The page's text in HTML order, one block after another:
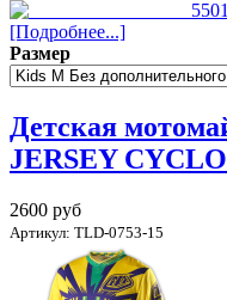
[Подробнее...]
Размер
Детская
JERSEY
2600 руб
Артикул: TLD-0753-15